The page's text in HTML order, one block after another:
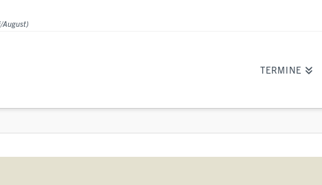
August)
TERMINE